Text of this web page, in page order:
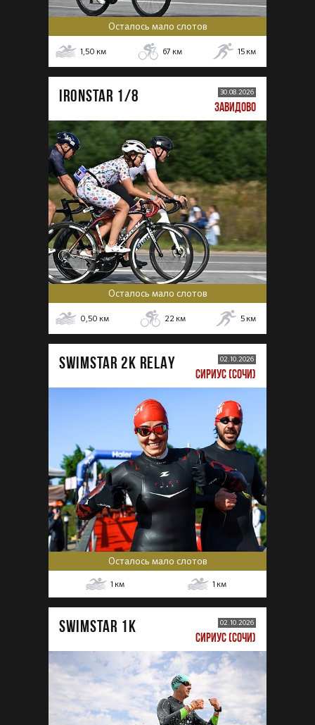
Осталось мало слотов
1,50 км 67 км 15 км
IRONSTAR 1/8 30.08.2026
ЗАВИДОВО
Осталось мало слотов
0,50 км 22 км 5 км
SWIMSTAR 2K RELAY 02.10.2026
СИРИУС (СОЧИ)
Осталось мало слотов
1 км 1 км
SWIMSTAR 1K 02.10.2026
СИРИУС (СОЧИ)